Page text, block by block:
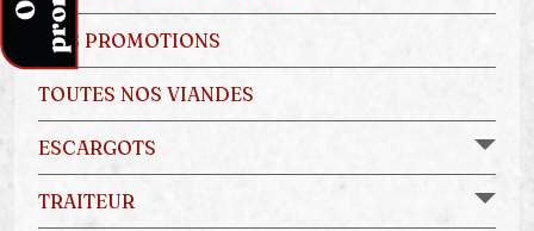
NOS PROMOTIONS
TOUTES NOS VIANDES
ESCARGOTS
TRAITEUR